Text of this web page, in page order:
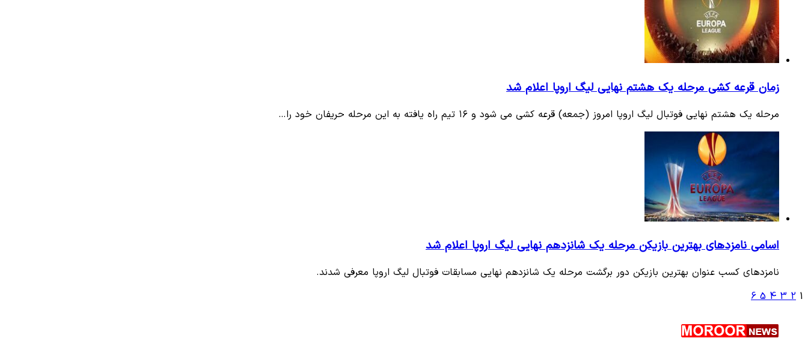
زمان قرعه کشی مرحله یک هشتم نهایی لیگ اروپا اعلام شد
مرحله یک هشتم نهایی فوتبال لیگ اروپا امروز (جمعه) قرعه کشی می‌ شود و ۱۶ تیم راه یافته به این مرحله حریفان خود را…
اسامی نامزد‌های بهترین بازیکن مرحله یک شانزدهم نهایی لیگ اروپا اعلام شد
نامزد‌های کسب عنوان بهترین بازیکن دور برگشت مرحله یک شانزدهم نهایی مسابقات فوتبال لیگ اروپا معرفی شدند.
1
2
3
4
5
6